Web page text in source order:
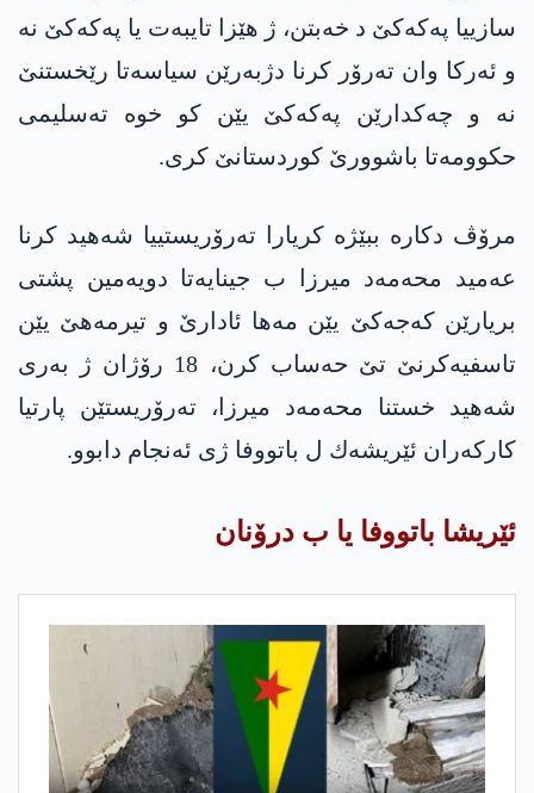
سازییا په‌كه‌كێ د خه‌بتن، ژ هێزا تایبه‌ت یا په‌كه‌كێ نه‌
و ئه‌ركا وان ته‌رۆر كرنا دژبه‌رێن سیاسه‌تا رێخستنێ
نه‌ و چه‌كدارێن په‌كه‌كێ یێن كو خوه‌ ته‌سلیمی
حكوومه‌تا باشوورێ كوردستانێ كری.
مرۆڤ دكاره‌ ببێژه‌ كریارا ته‌رۆریستییا شه‌هید كرنا
عه‌مید محه‌مه‌د میرزا ب جینایه‌تا دویه‌مین پشتی
بریارێن كه‌جه‌كێ یێن مه‌ها ئادارێ و تیرمه‌هێ یێن
تاسفیه‌كرنێ تێ حه‌ساب كرن، 18 رۆژان ژ به‌ری
شه‌هید خستنا محه‌مه‌د میرزا، ته‌رۆریستێن پارتیا
كاركه‌ران ئێریشه‌ك ل باتووفا ژی ئه‌نجام دابوو.
ئێریشا باتووفا یا ب درۆنان